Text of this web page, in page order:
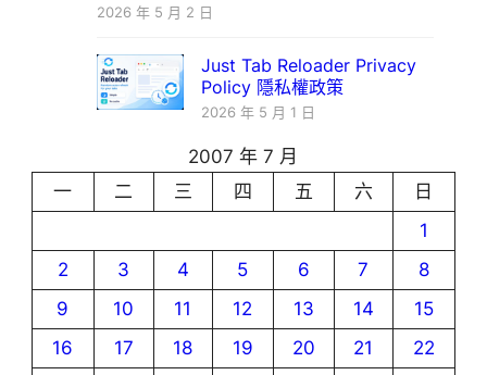
2026 年 5 月 2 日
Just Tab Reloader Privacy
Policy 隱私權政策
2026 年 5 月 1 日
2007 年 7 月
一
二 三 四 五 六
日
1
2
3 4 5 6 7
8
9
10 11 12 13 14
15
16
17 18 19 20 21
22